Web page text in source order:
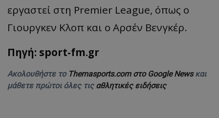
εργαστεί στη Premier League, όπως ο
Γιουργκεν Κλοπ και ο Αρσέν Βενγκέρ.
Πηγή: sport-fm.gr
Ακολουθήστε το Themasports.com στο Google Newsκαι
μάθετε πρώτοι όλες τις αθλητικές ειδήσεις